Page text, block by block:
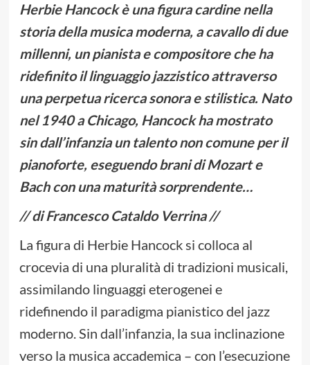
Herbie Hancock è una figura cardine nella
storia della musica moderna, a cavallo di due
millenni, un pianista e compositore che ha
ridefinito il linguaggio jazzistico attraverso
una perpetua ricerca sonora e stilistica. Nato
nel 1940 a Chicago, Hancock ha mostrato
sin dall’infanzia un talento non comune per il
pianoforte, eseguendo brani di Mozart e
Bach con una maturità sorprendente…
// di Francesco Cataldo Verrina //
La figura di Herbie Hancock si colloca al
crocevia di una pluralità di tradizioni musicali,
assimilando linguaggi eterogenei e
ridefinendo il paradigma pianistico del jazz
moderno. Sin dall’infanzia, la sua inclinazione
verso la musica accademica – con l’esecuzione